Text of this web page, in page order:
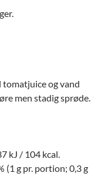
tomatjuice og vand
men stadig sprøde.
kJ / 104 kcal.
(1 g pr. portion; 0,3 g